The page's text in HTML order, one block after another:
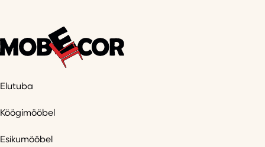
Elutuba
Köögimööbel
Esikumööbel